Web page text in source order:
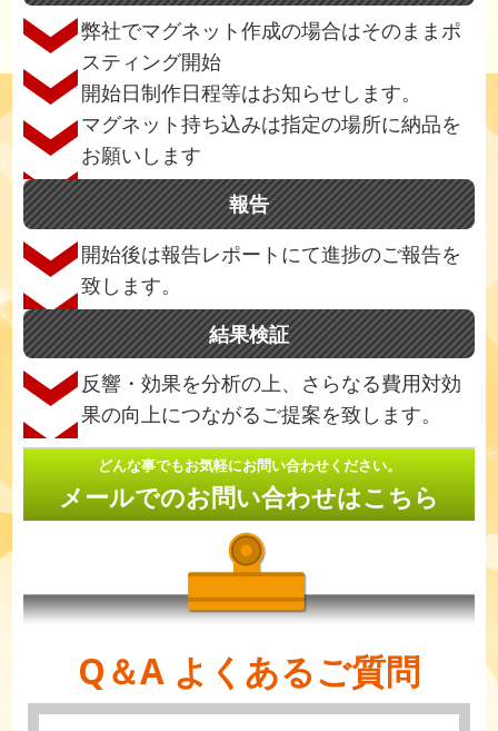
弊社でマグネット作成の場合はそのままポ
スティング開始
開始日制作日程等はお知らせします。
マグネット持ち込みは指定の場所に納品を
お願いします
報告
開始後は報告レポートにて進捗のご報告を
致します。
結果検証
反響・効果を分析の上、さらなる費用対効
果の向上につながるご提案を致します。
どんな事でもお気軽にお問い合わせください。
メールでのお問い合わせはこちら
Q＆A よくあるご質問